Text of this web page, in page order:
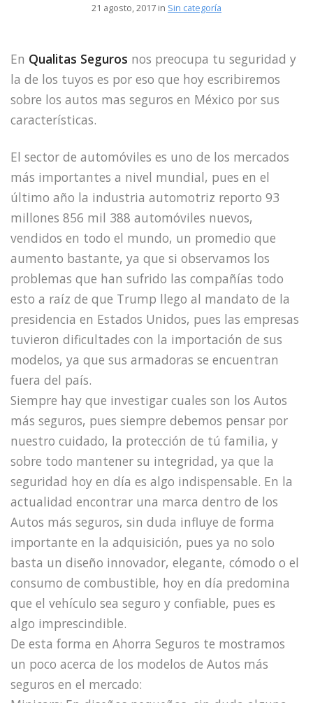
21 agosto, 2017 in Sin categoría
En Qualitas Seguros nos preocupa tu seguridad y
la de los tuyos es por eso que hoy escribiremos
sobre los autos mas seguros en México por sus
características.
El sector de automóviles es uno de los mercados
más importantes a nivel mundial, pues en el
último año la industria automotriz reporto 93
millones 856 mil 388 automóviles nuevos,
vendidos en todo el mundo, un promedio que
aumento bastante, ya que si observamos los
problemas que han sufrido las compañías todo
esto a raíz de que Trump llego al mandato de la
presidencia en Estados Unidos, pues las empresas
tuvieron dificultades con la importación de sus
modelos, ya que sus armadoras se encuentran
fuera del país.
Siempre hay que investigar cuales son los Autos
más seguros, pues siempre debemos pensar por
nuestro cuidado, la protección de tú familia, y
sobre todo mantener su integridad, ya que la
seguridad hoy en día es algo indispensable. En la
actualidad encontrar una marca dentro de los
Autos más seguros, sin duda influye de forma
importante en la adquisición, pues ya no solo
basta un diseño innovador, elegante, cómodo o el
consumo de combustible, hoy en día predomina
que el vehículo sea seguro y confiable, pues es
algo imprescindible.
De esta forma en Ahorra Seguros te mostramos
un poco acerca de los modelos de Autos más
seguros en el mercado: